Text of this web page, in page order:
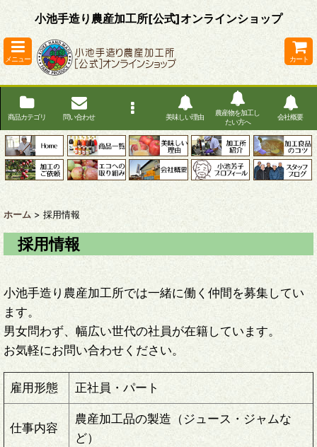
小池手造り農産加工所[公式]オンラインショップ
メニュー カート
商品カテゴリ 問い合わせ 美味しい理由
農産物を加工し
たい方へ
会社概要
ホーム > 採用情報
採用情報
小池手造り農産加工所では一緒に働く仲間を募集してい
ます。
男女問わず、幅広い世代の社員が在籍しています。
お気軽にお問い合わせください。
雇用形態 正社員・パート
仕事内容
農産加工品の製造（ジュース・ジャムな
ど）